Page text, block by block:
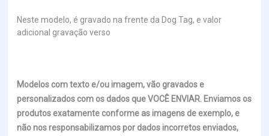
Neste modelo, é gravado na frente da Dog Tag, e valor
adicional gravação verso
Modelos com texto e/ou imagem, vão gravados e
personalizados com os dados que VOCÊ ENVIAR. Enviamos os
produtos exatamente conforme as imagens de exemplo, e
não nos responsabilizamos por dados incorretos enviados,